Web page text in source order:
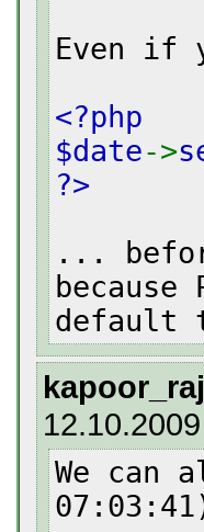
Even if
<?php
$date->
?>
...
default
We can